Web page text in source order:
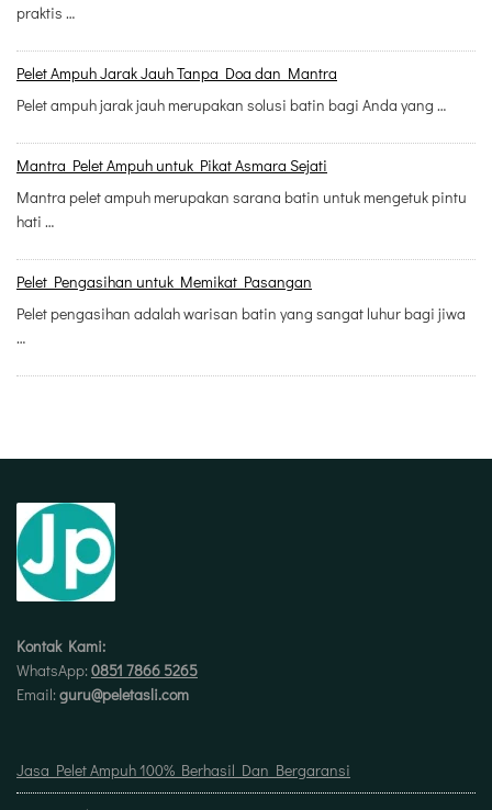
praktis …
Pelet Ampuh Jarak Jauh Tanpa Doa dan Mantra
Pelet ampuh jarak jauh merupakan solusi batin bagi Anda yang …
Mantra Pelet Ampuh untuk Pikat Asmara Sejati
Mantra pelet ampuh merupakan sarana batin untuk mengetuk pintu
hati …
Pelet Pengasihan untuk Memikat Pasangan
Pelet pengasihan adalah warisan batin yang sangat luhur bagi jiwa
…
Kontak Kami:
WhatsApp: 0851 7866 5265
Email: guru@peletasli.com
Jasa Pelet Ampuh 100% Berhasil Dan Bergaransi